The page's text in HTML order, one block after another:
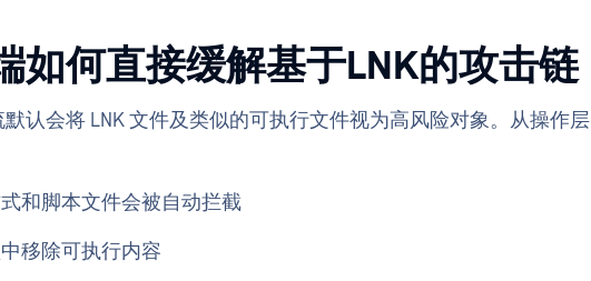
如何直接缓解基于LNK的攻击链
认会将 LNK 文件及类似的可执行文件视为高风险对象。从操作层
和脚本文件会被自动拦截
移除可执行内容